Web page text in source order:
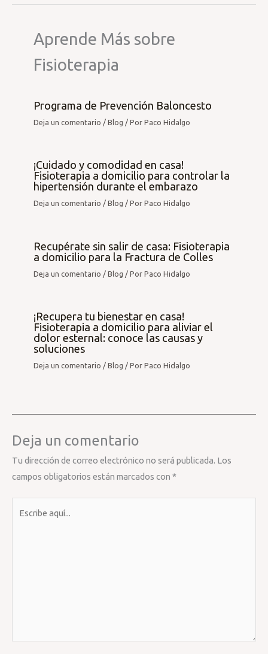
Aprende Más sobre
Fisioterapia
Programa de Prevención Baloncesto
Deja un comentario /Blog / PorPaco Hidalgo
¡Cuidado y comodidad en casa!
Fisioterapia a domicilio para controlar la
hipertensión durante el embarazo
Deja un comentario /Blog / PorPaco Hidalgo
Recupérate sin salir de casa: Fisioterapia
a domicilio para la Fractura de Colles
Deja un comentario /Blog / PorPaco Hidalgo
¡Recupera tu bienestar en casa!
Fisioterapia a domicilio para aliviar el
dolor esternal: conoce las causas y
soluciones
Deja un comentario /Blog / PorPaco Hidalgo
Deja un comentario
Tu dirección de correo electrónico no será publicada. Los
campos obligatorios están marcados con *